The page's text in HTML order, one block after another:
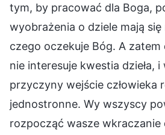
tym, by pracować dla Boga,
wyobrażenia o dziele mają
czego oczekuje Bóg. A zatem
nie interesuje kwestia dzieła, i
przyczyny wejście człowieka
jednostronne. Wy wszyscy
rozpocząć wasze wkraczanie